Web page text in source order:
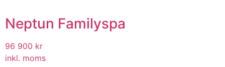
Neptun Familyspa
96 900 kr
inkl. moms